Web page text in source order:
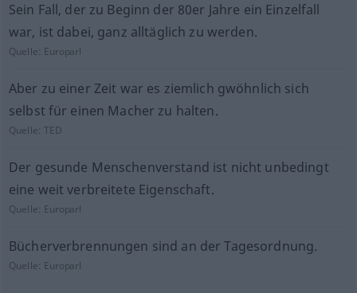
Sein Fall, der zu Beginn der 80er Jahre ein Einzelfall
war, ist dabei, ganz alltäglich zu werden.
Quelle: Europarl
Aber zu einer Zeit war es ziemlich gwöhnlich sich
selbst für einen Macher zu halten.
Quelle:TED
Der gesunde Menschenverstand ist nicht unbedingt
eine weit verbreitete Eigenschaft.
Quelle: Europarl
Bücherverbrennungen sind an der Tagesordnung.
Quelle: Europarl